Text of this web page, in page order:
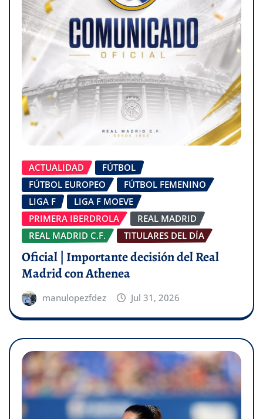
ACTUALIDAD
FÚTBOL
FÚTBOL EUROPEO
FÚTBOL FEMENINO
LIGA F
LIGA F MOEVE
PRIMERA IBERDROLA
REAL MADRID
REAL MADRID C.F.
TITULARES DEL DÍA
Oficial | Importante decisión del Real
Madrid con Athenea
manulopezfdez Jul 31, 2026